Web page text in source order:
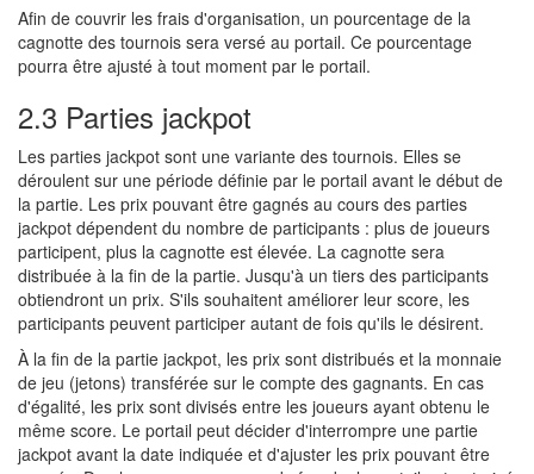
Afin de couvrir les frais d'organisation, un pourcentage de la
cagnotte des tournois sera versé au portail. Ce pourcentage
pourra être ajusté à tout moment par le portail.
2.3 Parties jackpot
Les parties jackpot sont une variante des tournois. Elles se
déroulent sur une période définie par le portail avant le début de
la partie. Les prix pouvant être gagnés au cours des parties
jackpot dépendent du nombre de participants : plus de joueurs
participent, plus la cagnotte est élevée. La cagnotte sera
distribuée à la fin de la partie. Jusqu'à un tiers des participants
obtiendront un prix. S'ils souhaitent améliorer leur score, les
participants peuvent participer autant de fois qu'ils le désirent.
À la fin de la partie jackpot, les prix sont distribués et la monnaie
de jeu (jetons) transférée sur le compte des gagnants. En cas
d'égalité, les prix sont divisés entre les joueurs ayant obtenu le
même score. Le portail peut décider d'interrompre une partie
jackpot avant la date indiquée et d'ajuster les prix pouvant être